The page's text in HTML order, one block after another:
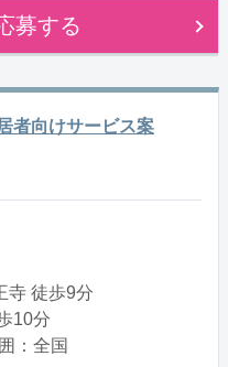
募する
者向けサービス案
寺 徒歩9分
10分
：全国